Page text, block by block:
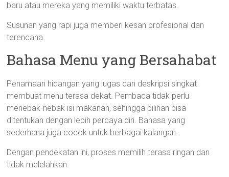
baru atau mereka yang memiliki waktu terbatas.
Susunan yang rapi juga memberi kesan profesional dan
terencana.
Bahasa Menu yang Bersahabat
Penamaan hidangan yang lugas dan deskripsi singkat
membuat menu terasa dekat. Pembaca tidak perlu
menebak-nebak isi makanan, sehingga pilihan bisa
ditentukan dengan lebih percaya diri. Bahasa yang
sederhana juga cocok untuk berbagai kalangan.
Dengan pendekatan ini, proses memilih terasa ringan dan
tidak melelahkan.